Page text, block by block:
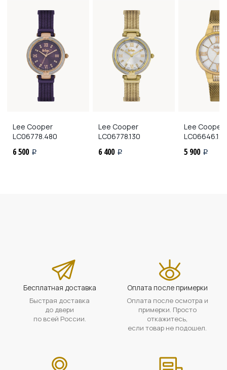
Lee Cooper
LC06778.480
6 500 i
Lee Cooper
LC06778.130
6 400 i
Lee Cooper
5 900 i
Бесплатная доставка
Быстрая доставка
до двери
по всей России.
Оплата после примерки
Оплата после осмотра и
примерки. Просто
откажитесь,
если товар не подошел.